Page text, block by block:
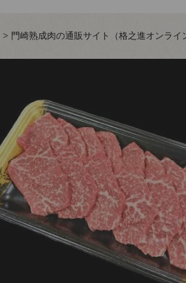
門崎熟成肉の通販サイト（格之進オンライ